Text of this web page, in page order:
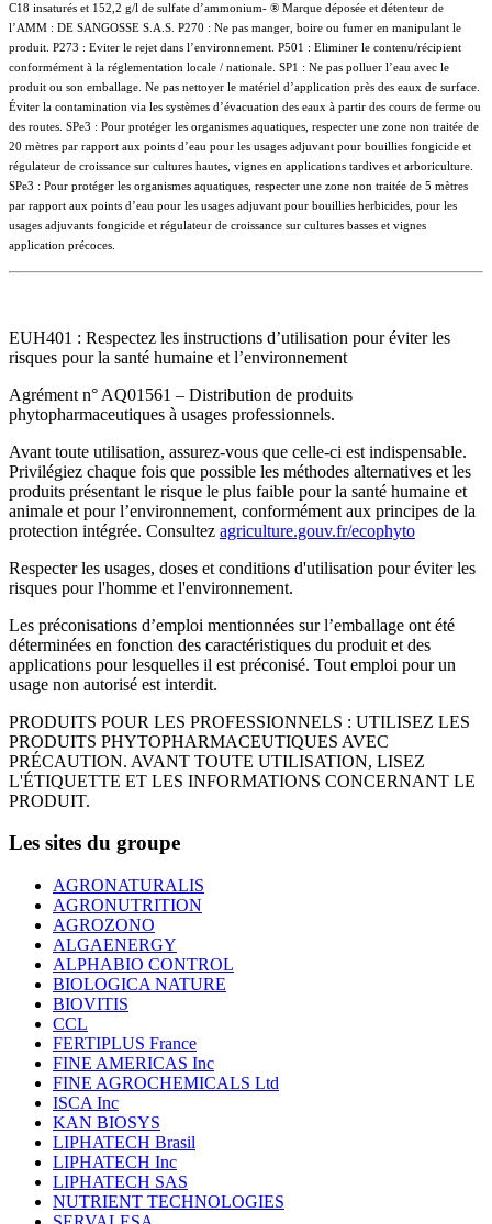
C18 insaturés et 152,2 g/l de sulfate d’ammonium- ® Marque déposée et détenteur de
l’AMM : DE SANGOSSE S.A.S. P270 : Ne pas manger, boire ou fumer en manipulant le
produit. P273 : Eviter le rejet dans l’environnement. P501 : Eliminer le contenu/récipient
conformément à la réglementation locale / nationale. SP1 : Ne pas polluer l’eau avec le
produit ou son emballage. Ne pas nettoyer le matériel d’application près des eaux de surface.
Éviter la contamination via les systèmes d’évacuation des eaux à partir des cours de ferme ou
des routes. SPe3 : Pour protéger les organismes aquatiques, respecter une zone non traitée de
20 mètres par rapport aux points d’eau pour les usages adjuvant pour bouillies fongicide et
régulateur de croissance sur cultures hautes, vignes en applications tardives et arboriculture.
SPe3 : Pour protéger les organismes aquatiques, respecter une zone non traitée de 5 mètres
par rapport aux points d’eau pour les usages adjuvant pour bouillies herbicides, pour les
usages adjuvants fongicide et régulateur de croissance sur cultures basses et vignes
application précoces.
EUH401 : Respectez les instructions d’utilisation pour éviter les
risques pour la santé humaine et l’environnement
Agrément n° AQ01561 – Distribution de produits
phytopharmaceutiques à usages professionnels.
Avant toute utilisation, assurez-vous que celle-ci est indispensable.
Privilégiez chaque fois que possible les méthodes alternatives et les
produits présentant le risque le plus faible pour la santé humaine et
animale et pour l’environnement, conformément aux principes de la
protection intégrée. Consultez agriculture.gouv.fr/ecophyto
Respecter les usages, doses et conditions d'utilisation pour éviter les
risques pour l'homme et l'environnement.
Les préconisations d’emploi mentionnées sur l’emballage ont été
déterminées en fonction des caractéristiques du produit et des
applications pour lesquelles il est préconisé. Tout emploi pour un
usage non autorisé est interdit.
PRODUITS POUR LES PROFESSIONNELS : UTILISEZ LES
PRODUITS PHYTOPHARMACEUTIQUES AVEC
PRÉCAUTION. AVANT TOUTE UTILISATION, LISEZ
L'ÉTIQUETTE ET LES INFORMATIONS CONCERNANT LE
PRODUIT.
Les sites du groupe
AGRONATURALIS
AGRONUTRITION
AGROZONO
ALGAENERGY
ALPHABIO CONTROL
BIOLOGICA NATURE
BIOVITIS
CCL
FERTIPLUS France
FINE AMERICAS Inc
FINE AGROCHEMICALS Ltd
ISCA Inc
KAN BIOSYS
LIPHATECH Brasil
LIPHATECH Inc
LIPHATECH SAS
NUTRIENT TECHNOLOGIES